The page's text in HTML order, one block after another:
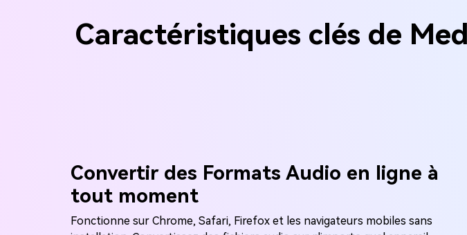
Caractéristiques clés de
Convertir des Formats Audio en ligne à
tout moment
Fonctionne sur Chrome, Safari, Firefox et les navigateurs mobiles sans